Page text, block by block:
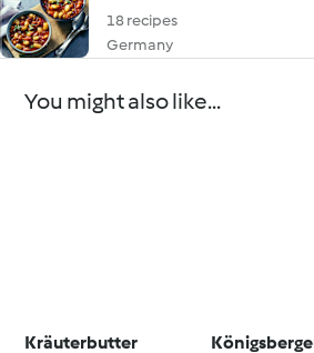
18 recipes
Germany
You might also like...
Kräuterbutter